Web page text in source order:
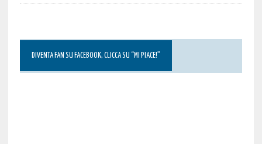
DIVENTA FAN SU FACEBOOK, CLICCA SU “MI PIACE!”